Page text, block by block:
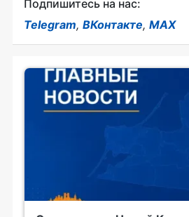
Подпишитесь на нас:
Telegram, ВКонтакте, MAX